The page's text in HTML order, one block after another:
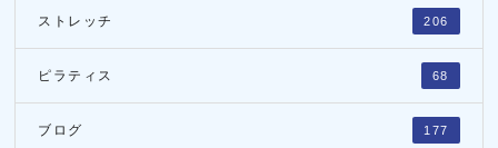
ストレッチ 206
ピラティス 68
ブログ 177